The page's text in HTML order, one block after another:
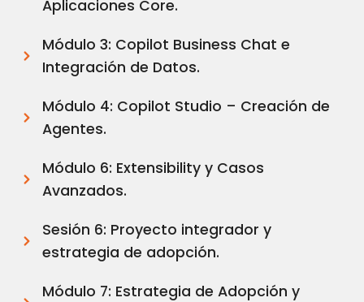
Aplicaciones Core.
Módulo 3: Copilot Business Chat e
Integración de Datos.
Módulo 4: Copilot Studio – Creación de
Agentes.
Módulo 6: Extensibility y Casos
Avanzados.
Sesión 6: Proyecto integrador y
estrategia de adopción.
Módulo 7: Estrategia de Adopción y